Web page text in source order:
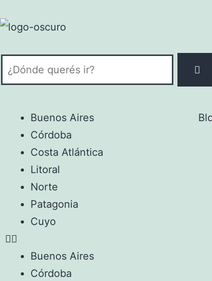
Buenos Aires
Córdoba
Costa Atlántica
Litoral
Norte
Patagonia
Cuyo
Buenos Aires
Córdoba